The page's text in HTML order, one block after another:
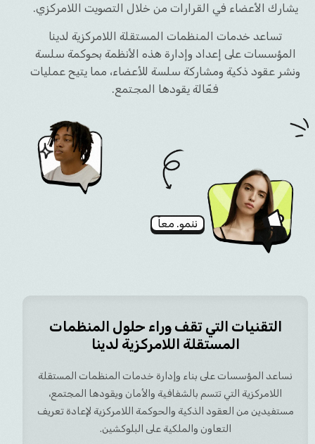
يشارك الأعضاء في القرارات من خلال التصويت اللامركزي.
تساعد خدمات المنظمات المستقلة اللامركزية لدينا
المؤسسات على إعداد وإدارة هذه الأنظمة بحوكمة سلسة
ونشر عقود ذكية ومشاركة سلسة للأعضاء، مما يتيح عمليات
فعّالة يقودها المجتمع.
ننمو. معاً
التقنيات التي تقف وراء حلول المنظمات
المستقلة اللامركزية لدينا
نساعد المؤسسات على بناء وإدارة خدمات المنظمات المستقلة
اللامركزية التي تتسم بالشفافية والأمان ويقودها المجتمع،
مستفيدين من العقود الذكية والحوكمة اللامركزية لإعادة تعريف
التعاون والملكية على البلوكشين.